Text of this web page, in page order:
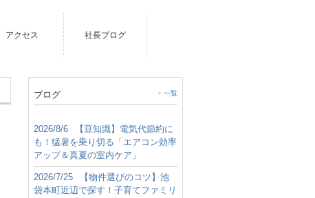
アクセス 社長ブログ
ブログ 一覧
2026/8/6
【豆知識】電気代節約に
も！猛暑を乗り切る「エアコン効率
アップ＆真夏の室内ケア」
2026/7/25
【物件選びのコツ】池
袋本町近辺で探す！子育てファミリ